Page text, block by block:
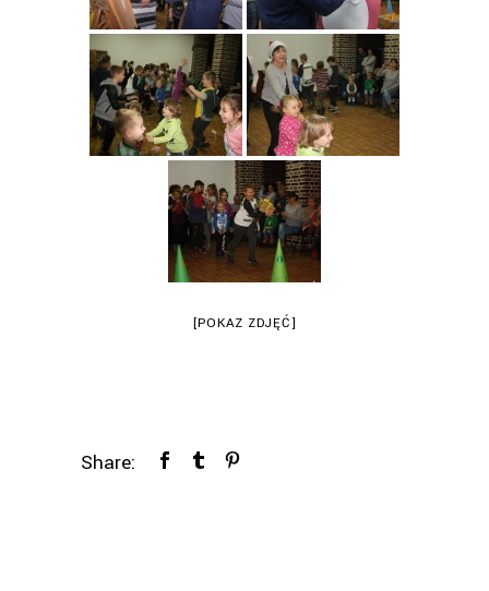
[POKAZ ZDJĘĆ]
Share: